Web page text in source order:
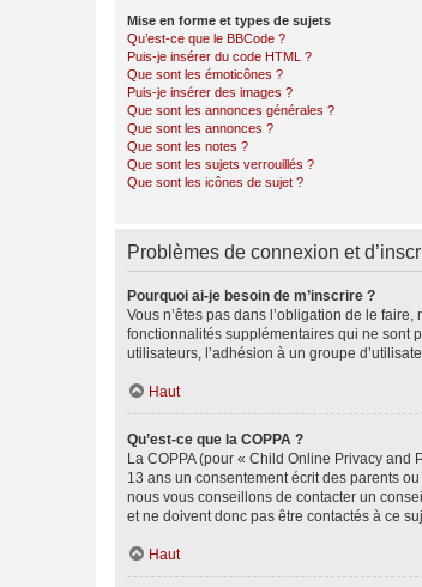
Mise en forme et types de sujets
Qu’est-ce que le BBCode ?
Puis-je insérer du code HTML ?
Que sont les émoticônes ?
Puis-je insérer des images ?
Que sont les annonces générales ?
Que sont les annonces ?
Que sont les notes ?
Que sont les sujets verrouillés ?
Que sont les icônes de sujet ?
Problèmes de connexion et
Pourquoi ai-je besoin de m’inscrire ?
Vous n’êtes pas dans l’obligation de le
fonctionnalités supplémentaires qui ne sont
utilisateurs, l’adhésion à un groupe
Haut
Qu’est-ce que la COPPA ?
La COPPA (pour « Child Online Privacy
13 ans un consentement écrit des parents
nous vous conseillons de contacter un
et ne doivent donc pas être contactés à ce
Haut